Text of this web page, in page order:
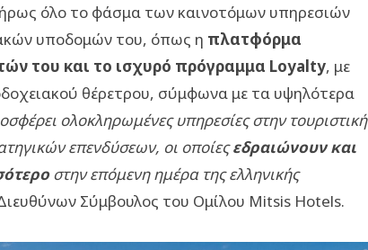
όλο το φάσμα των καινοτόμων υπηρεσιών
υποδομών του, όπως η πλατφόρμα
του και το ισχυρό πρόγραμμα Loyalty, με
θέρετρου, σύμφωνα με τα υψηλότερα
ολοκληρωμένες υπηρεσίες στην τουριστική
επενδύσεων, οι οποίεςεδραιώνουν και
στην επόμενη ημέρα της ελληνικής
Σύμβουλος του Ομίλου Mitsis Hotels.